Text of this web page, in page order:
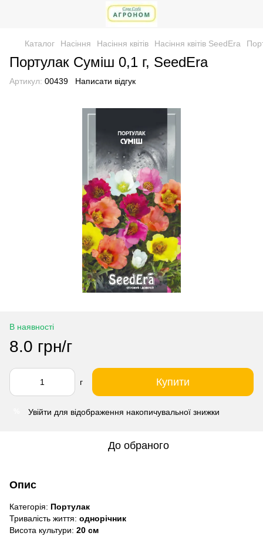
Каталог Насіння Насіння квітів Насіння квітів SeedEra
Портулак Суміш 0,1 г, SeedEra
Артикул: 00439 Написати відгук
В наявності
8.0 грн/г
г Купити
Увійти для відображення накопичувальної знижки
До обраного
Опис
Категорія: Портулак
Тривалість життя: однорічник
Висота культури: 20 см